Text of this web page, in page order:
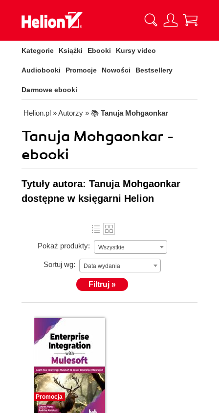
Kategorie Książki Ebooki Kursy video
Audiobooki Promocje Nowości Bestsellery
Darmowe ebooki
Helion.pl » Autorzy » 📚 Tanuja Mohgaonkar
Tanuja Mohgaonkar -
ebooki
Tytuły autora: Tanuja Mohgaonkar
dostępne w księgarni Helion
Pokaż produkty: Wszystkie
Sortuj wg: Data wydania
Filtruj »
Promocja